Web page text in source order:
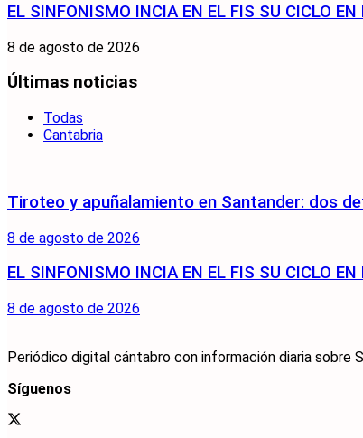
EL SINFONISMO INCIA EN EL FIS SU CICLO
8 de agosto de 2026
Últimas noticias
Todas
Cantabria
Tiroteo y apuñalamiento en Santander: dos
8 de agosto de 2026
EL SINFONISMO INCIA EN EL FIS SU CICLO
8 de agosto de 2026
Periódico digital cántabro con información diaria sobre
Síguenos